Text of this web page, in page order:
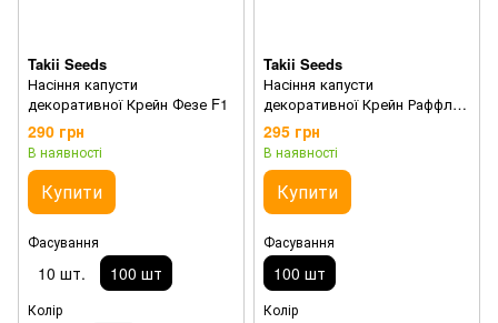
Takii Seeds
Насіння капусти
декоративної Крейн Фезе F1
290 грн
В наявності
Купити
Фасування
10 шт. 100 шт
Колір
Takii Seeds
Насіння капусти
декоративної Крейн Раффл
F1
295 грн
В наявності
Купити
Фасування
100 шт
Колір